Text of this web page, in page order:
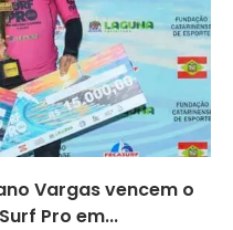
Vargas vencem o
Pro em...